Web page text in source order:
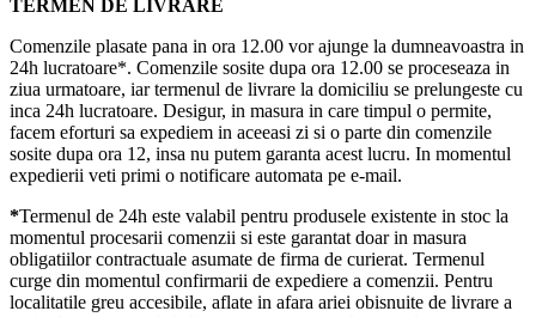
TERMEN DE LIVRARE
Comenzile plasate pana in ora 12.00 vor ajunge la dumneavoastra in
24h lucratoare*. Comenzile sosite dupa ora 12.00 se proceseaza in
ziua urmatoare, iar termenul de livrare la domiciliu se prelungeste cu
inca 24h lucratoare. Desigur, in masura in care timpul o permite,
facem eforturi sa expediem in aceeasi zi si o parte din comenzile
sosite dupa ora 12, insa nu putem garanta acest lucru. In momentul
expedierii veti primi o notificare automata pe e-mail.
*Termenul de 24h este valabil pentru produsele existente in stoc la
momentul procesarii comenzii si este garantat doar in masura
obligatiilor contractuale asumate de firma de curierat. Termenul
curge din momentul confirmarii de expediere a comenzii. Pentru
localitatile greu accesibile, aflate in afara ariei obisnuite de livrare a